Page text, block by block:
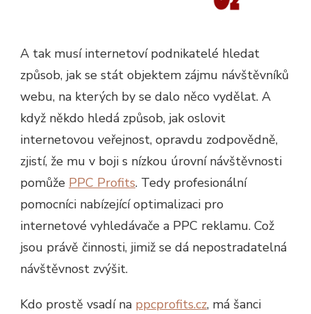
A tak musí internetoví podnikatelé hledat
způsob, jak se stát objektem zájmu návštěvníků
webu, na kterých by se dalo něco vydělat. A
když někdo hledá způsob, jak oslovit
internetovou veřejnost, opravdu zodpovědně,
zjistí, že mu v boji s nízkou úrovní návštěvnosti
pomůže PPC Profits. Tedy profesionální
pomocníci nabízející optimalizaci pro
internetové vyhledávače a PPC reklamu. Což
jsou právě činnosti, jimiž se dá nepostradatelná
návštěvnost zvýšit.
Kdo prostě vsadí na ppcprofits.cz, má šanci